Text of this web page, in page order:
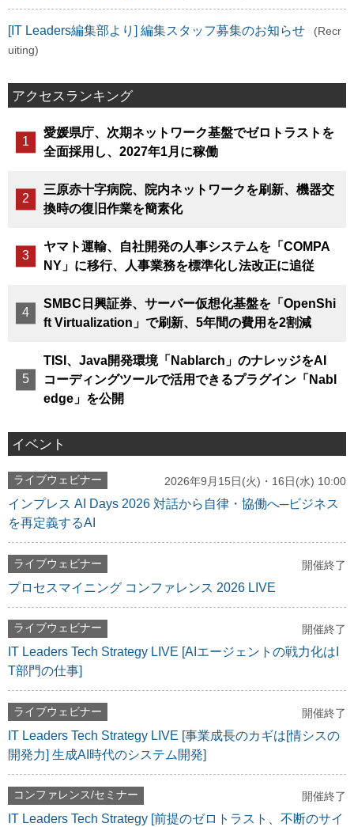
[IT Leaders編集部より] 編集スタッフ募集のお知らせ
(Recr
uiting)
アクセスランキング
愛媛県庁、次期ネットワーク基盤でゼロトラストを
全面採用し、2027年1月に稼働
三原赤十字病院、院内ネットワークを刷新、機器交
換時の復旧作業を簡素化
ヤマト運輸、自社開発の人事システムを「COMPA
NY」に移行、人事業務を標準化し法改正に追従
SMBC日興証券、サーバー仮想化基盤を「OpenShi
ft Virtualization」で刷新、5年間の費用を2割減
TISI、Java開発環境「Nablarch」のナレッジをAI
コーディングツールで活用できるプラグイン「Nabl
edge」を公開
イベント
ライブウェビナー 2026年9月15日(火)・16日(水) 10:00
インプレス AI Days 2026 対話から自律・協働へ─ビジネス
を再定義するAI
ライブウェビナー 開催終了
プロセスマイニング コンファレンス 2026 LIVE
ライブウェビナー 開催終了
IT Leaders Tech Strategy LIVE [AIエージェントの戦力化はI
T部門の仕事]
ライブウェビナー 開催終了
IT Leaders Tech Strategy LIVE [事業成長のカギは[情シスの
開発力] 生成AI時代のシステム開発]
コンファレンス/セミナー 開催終了
IT Leaders Tech Strategy [前提のゼロトラスト、不断のサイ